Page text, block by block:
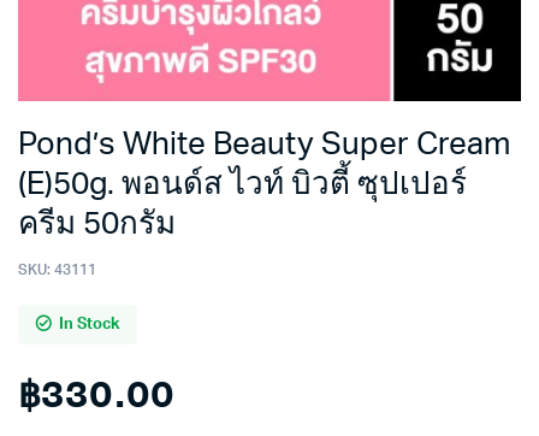
Pond’s White Beauty Super Cream
(E)50g. พอนด์ส ไวท์ บิวตี้ ซุปเปอร์
ครีม 50กรัม
SKU: 43111
In Stock
฿330.00